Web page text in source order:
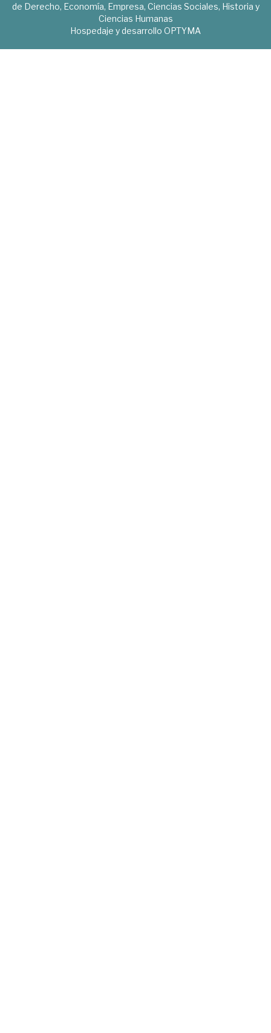
de Derecho, Economía, Empresa, Ciencias Sociales, Historia y
Ciencias Humanas
Hospedaje y desarrollo OPTYMA